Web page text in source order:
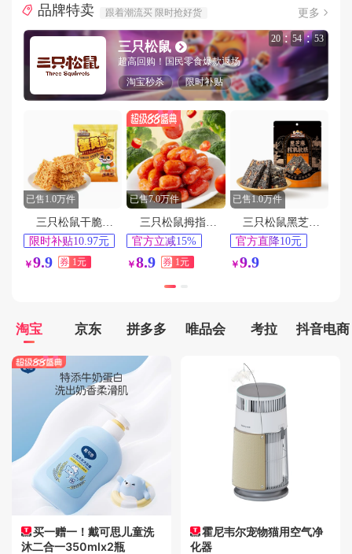
用户138****5624在5分钟前下单成功
用户187****2451在2分钟前下单成功
用户153****7397在3分钟前下单成功
用户188****3962在2分钟前下单成功
用户158****6357在7分钟前下单成功
用户134****9878在9分钟前下单成功
用户158****1764在9分钟前下单成功
用户132****9470在4分钟前下单成功
用户183****2894在9分钟前下单成功
用户159****9024在1分钟前下单成功
用户131****6522在3分钟前下单成功
用户134****8704在2分钟前下单成功
用户186****8064在7分钟前下单成功
品牌特卖 跟着潮流买 限时抢好货 更多
三只松鼠
超高回购！国民零食爆款返场
淘宝秒杀
限时补贴
20 : 54 : 51
已售1.0万件
三只松鼠干脆面蟹黄味14g*32包
限时补贴10.97元
淘金币频道抵扣
1.19元
￥9.9 券 1元
已售7.0万件
三只松鼠拇指小肉肠20包
官方立减15%
今日热卖前十
￥8.9 券 1元
已售1.0万件
三只松鼠黑芝麻核桃软糕210g
官方直降10元
淘金币频道抵扣
￥9.9
淘宝 京东 拼多多 唯品会 考拉 抖音电商
买一赠一！戴可思儿童洗
沐二合一350mlx2瓶
霍尼韦尔宠物猫用空气净
化器